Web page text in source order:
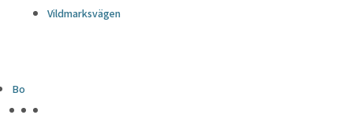
Vildmarksvägen
Bo